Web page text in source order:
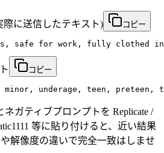
際に送信したテキスト) コピー
safe for work, fully clothed in
コピー
underage, teen, preteen,
ネガティブプロンプトを Replicate /
等に貼り付けると、近い結果
解像度の違いで完全一致はしませ